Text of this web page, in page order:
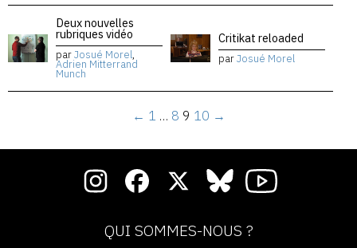
Deux nouvelles
rubriques vidéo
parJosué Morel,
Adrien Mitterrand
Munch
Critikat reloaded
parJosué Morel
← 1 … 8 9 10 →
QUI SOMMES-NOUS ?